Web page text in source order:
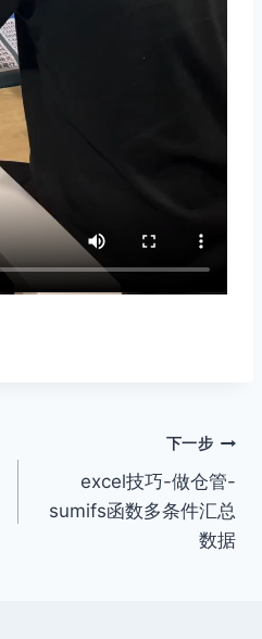
下一步
excel技巧-做仓管-
sumifs函数多条件汇总
数据